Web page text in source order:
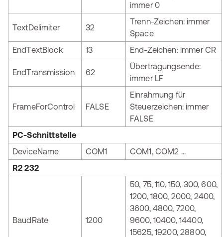
immer 0
TextDelimiter 32
Trenn-Zeichen: immer
Space
EndTextBlock
13 End-Zeichen: immer CR
EndTransmission 62
Übertragungsende:
immer LF
FrameForControl FALSE
Einrahmung für
Steuerzeichen: immer
FALSE
PC-Schnittstelle
DeviceName
COM1
COM1, COM2 ...
R2 232
BaudRate 1200
50, 75, 110, 150, 300, 600,
1200, 1800, 2000, 2400,
3600, 4800, 7200,
9600, 10400, 14400,
15625, 19200, 28800,